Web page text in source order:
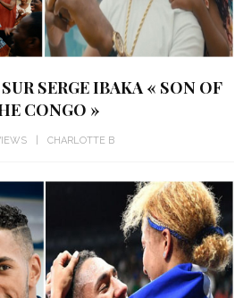
SERGE IBAKA « SON OF
CONGO »
CHARLOTTE B